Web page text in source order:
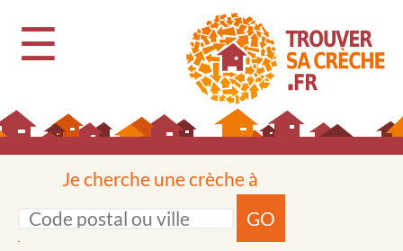
☰
Je cherche une crèche à
GO